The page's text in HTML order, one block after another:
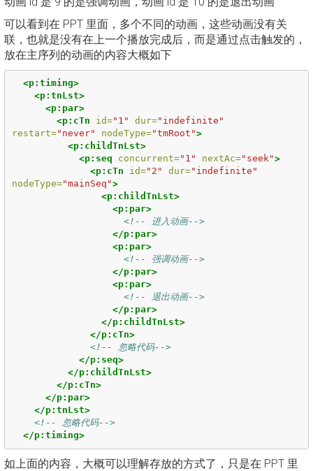
可以看到在 PPT 里面，多个不同的动画，这些动画没有关
联，也就是没有在上一个播放完成后，而是通过点击触发的，
放在主序列的动画的内容大概如下
<p:timing>
<p:tnLst>
<p:par>
<p:cTn
id="1" dur="indefinite"
restart="never" nodeType="tmRoot">
<p:childTnLst>
<p:seq
concurrent="1" nextAc="seek">
<p:cTn
id="2" dur="indefinite"
nodeType="mainSeq">
<p:childTnLst>
<p:par>
<!-- 进入动画-->
</p:par>
<p:par>
<!-- 强调动画-->
</p:par>
<p:par>
<!-- 退出动画-->
</p:par>
</p:childTnLst>
</p:cTn>
<!-- 忽略代码-->
</p:seq>
</p:childTnLst>
</p:cTn>
</p:par>
</p:tnLst>
<!-- 忽略代码-->
</p:timing>
如上面的内容，大概可以理解存放的方式了，只是在 PPT 里